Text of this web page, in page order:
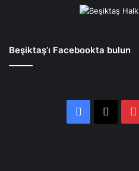
Beşiktaş’ı Facebookta bulun
Facebook
X